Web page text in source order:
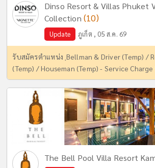
Dinso Resort & Villas Phuket
Collection (10)
Update ภูเก็ต , 05 ส.ค. 69
รับสมัครตำแหน่ง ฺBellman & Driver (Temp) /
(Temp) / Houseman (Temp) - Service
The Bell Pool Villa Resort